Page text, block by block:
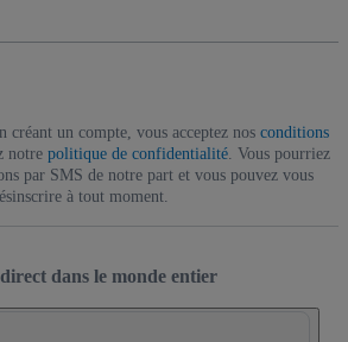
créant un compte, vous acceptez nos conditions
notre politique de confidentialité. Vous pourriez
par SMS de notre part et vous pouvez vous
à tout moment.
dans le monde entier